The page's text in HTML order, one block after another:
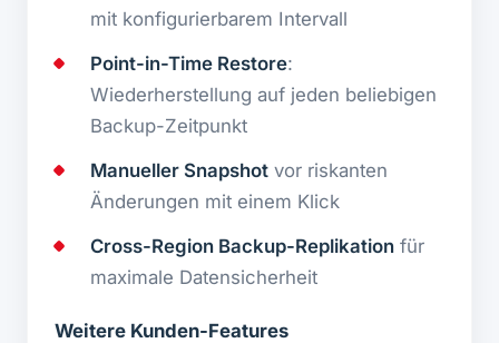
mit konfigurierbarem Intervall
Point-in-Time Restore:
Wiederherstellung auf jeden beliebigen
Backup-Zeitpunkt
Manueller Snapshot vor riskanten
Änderungen mit einem Klick
Cross-Region Backup-Replikation für
maximale Datensicherheit
Weitere Kunden-Features